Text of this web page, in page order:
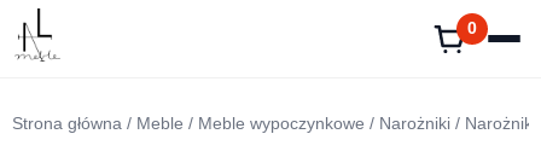
Przejdź
treści
0
Strona główna / Meble / Meble wypoczynkowe / Narożniki / Narożnik